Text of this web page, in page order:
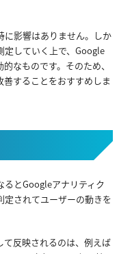
に影響はありません。しか
定していく上で、Google
なものです。そのため、
することをおすすめしま
とGoogleアナリティク
定されてユーザーの動きを
て反映されるのは、例えば